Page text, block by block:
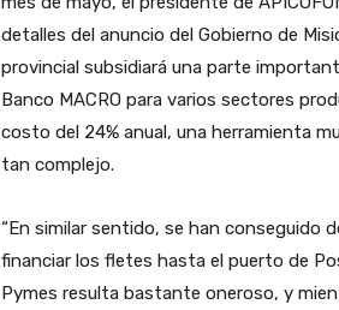
detalles del anuncio del Gobierno de
provincial subsidiará una parte
Banco MACRO para varios sectores
costo del 24% anual, una herramienta
tan complejo.
“En similar sentido, se han conseguido
financiar los fletes hasta el puerto de
Pymes resulta bastante oneroso, y